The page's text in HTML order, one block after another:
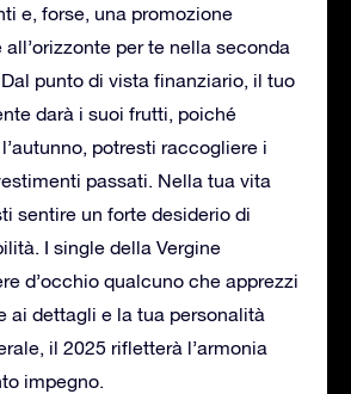
e, forse, una promozione
all’orizzonte per te nella seconda
punto di vista finanziario, il tuo
darà i suoi frutti, poiché
potresti raccogliere i
passati. Nella tua vita
sentire un forte desiderio di
I single della Vergine
d’occhio qualcuno che apprezzi
ai dettagli e la tua personalità
il 2025 rifletterà l’armonia
impegno.